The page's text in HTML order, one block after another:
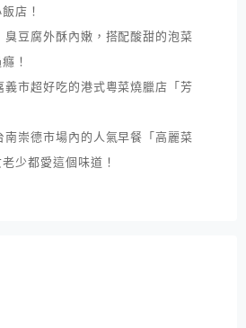
店！
臭豆腐外酥內嫩，搭配酸甜的泡菜
！
義市超好吃的港式粵菜燒臘店「芳
南崇德市場內的人氣早餐「高麗菜
少都愛這個味道！